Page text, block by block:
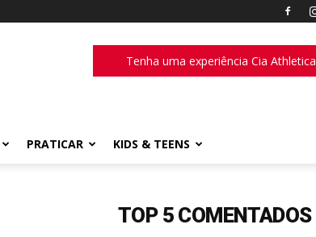
Tenha uma experiência Cia Athletica
PRATICAR KIDS & TEENS
TOP 5 COMENTADOS